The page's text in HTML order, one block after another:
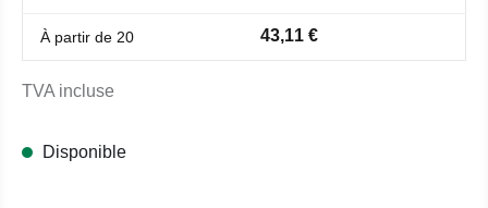
À partir de 20 43,11 €
TVA incluse
Disponible